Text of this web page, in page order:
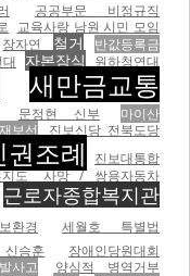
공공부문 비정규직
교육사랑 남원 시민 모임
장자연 철거
반값등록금
자본잠식
원하청연대
새만금교통
문정현 신부
마이산
보선
진보신당 전북도당
조례
진보대통합
도
사망 / 쌍용자동차
근로자종합복지관
환경 세월호 특별법
승훈
장애인당원대회
사고
양심적 병역거부